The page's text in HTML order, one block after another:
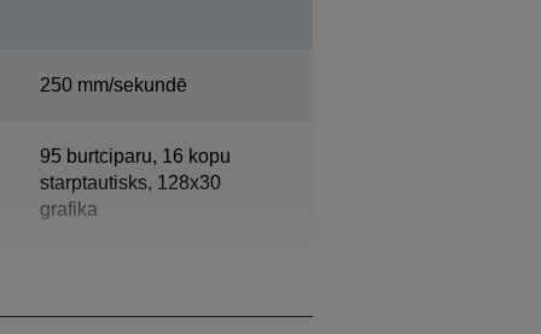
250 mm/sekundē
95 burtciparu, 16 kopu
starptautisks, 128x30
grafika